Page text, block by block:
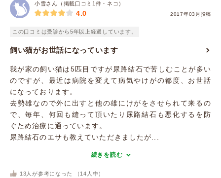
小雪さん（掲載口コミ1件・ネコ）
2017年03月投稿
4.0
この口コミは受診から5年以上経過しています。
飼い猫がお世話になっています
我が家の飼い猫は5匹目ですが尿路結石で苦しむことが多い
のですが、最近は病院を変えて病気やけがの都度、お世話
になっております。
去勢雄なので外に出すと他の雄にけがをさせられて来るの
で、毎年、何回も縫って頂いたり尿路結石も悪化するを防
ぐため治療に通っています。
尿路結石のエサも教えていただきましたが...
続きを読む
13 人が参考になった （ 14 人中）